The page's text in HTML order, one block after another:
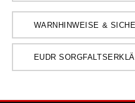
WARNHINWEISE &
EUDR